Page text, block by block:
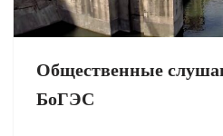
Общественные
БоГЭС